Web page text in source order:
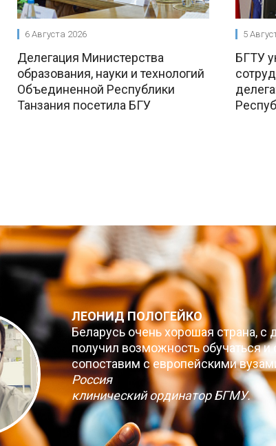
6 Августа 2026
Делегация Министерства
образования, науки и технологий
Объединенной Республики
Танзания посетила БГУ
5
БГТУ
ЛЕОНИД ПОЛОГЕЙКО
Беларусь очень хорошая страна,
получил возможность обучаться
сопоставим с европейскими
Россия
клинический ординатор БГМУ.